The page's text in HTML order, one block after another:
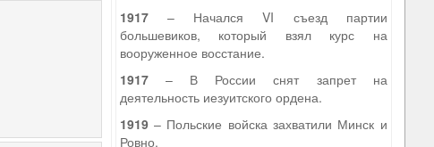
1917– Начался VI съезд партии
большевиков, который взял курс на
вооруженное восстание.
1917– В России снят запрет на
деятельность иезуитского ордена.
1919– Польские войска захватили Минск и
Ровно.